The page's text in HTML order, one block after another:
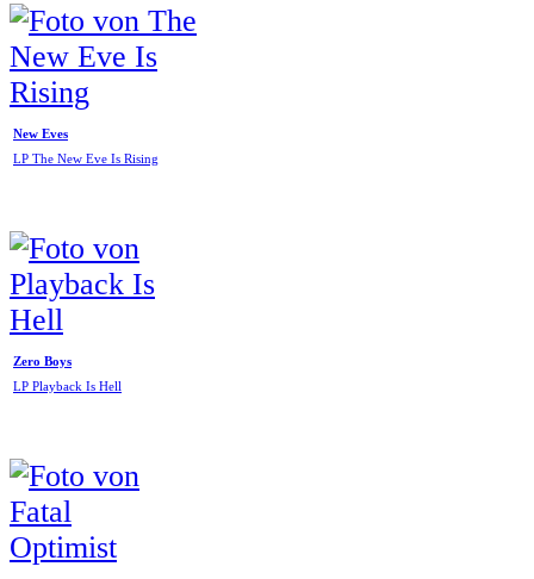
New Eves
LP The New Eve Is Rising
Zero Boys
LP Playback Is Hell